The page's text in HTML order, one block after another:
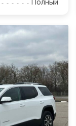
Полный